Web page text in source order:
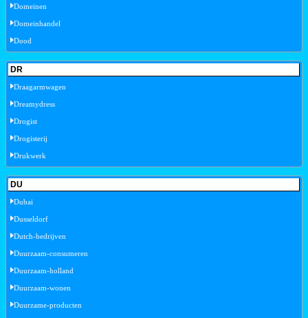
Domeinen
Domeinhandel
Dood
DR
Draagarmwagen
Dreamydress
Drogist
Drogisterij
Drukwerk
DU
Dubai
Dusseldorf
Dutch-bedrijven
Duurzaam-consumeren
Duurzaam-holland
Duurzaam-wonen
Duurzame-producten